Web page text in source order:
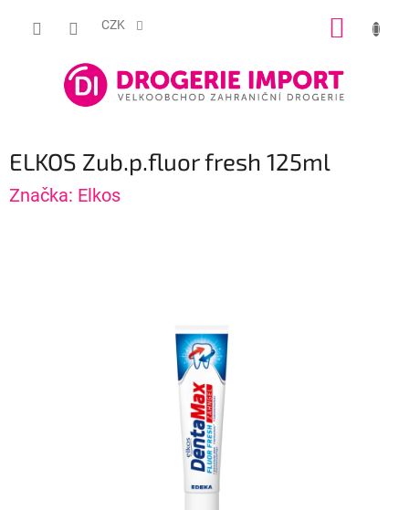
CZK
ELKOS Zub.p.fluor fresh 125ml
Značka: Elkos